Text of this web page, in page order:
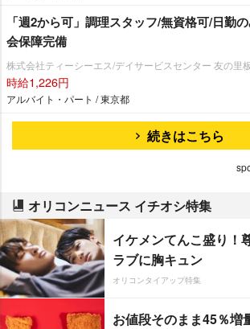
「週2から可」調理スタッフ/無資格可/日勤
会保障完備
株式会社ティーシーエス/デイサービスセンター 友の里
時給1,226円
アルバイト・パート / 東京都
続きはこちら
オリコンニュース イチオシ特集
イケメンてんこ盛り！
ラブに胸キュン
オリコンタイアップ特集
お値段そのまま45％増